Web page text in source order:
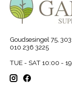
Goudsesingel 75,
010 236 3225
TUE - SAT 10:00 -